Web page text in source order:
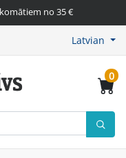
no 35 €
Latvian
0